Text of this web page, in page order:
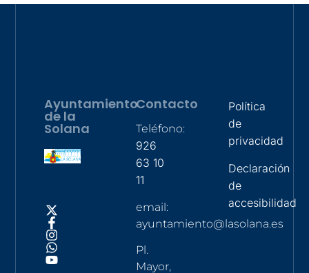
Ayuntamiento
de la
Solana
Contacto
Teléfono:
926
63 10
11
email:
ayuntamiento@lasolana.es
Pl.
Mayor,
Política
de
privacidad
Declaración
de
accesibilidad